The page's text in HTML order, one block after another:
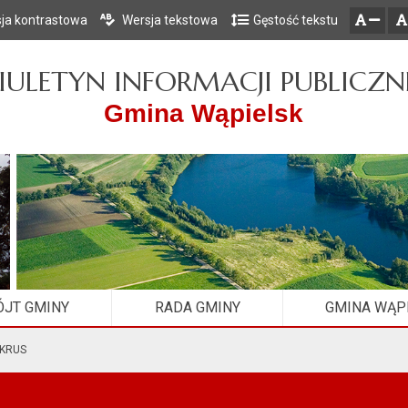
Przejdź do głównego menu
Przejdź do treści
Przejdź do mapy serwisu
kontrastowa Wersja tekstowa Gęstość tekstu
INFORMACJI
Gmina Wąpielsk
GMINY RADA GMINY GMINA